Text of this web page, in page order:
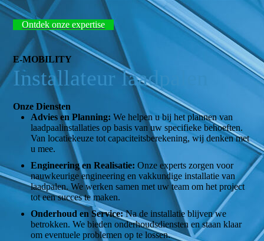
Ontdek onze expertise
E-MOBILITY
Installateurlaadpalen
Onze Diensten
Advies en Planning:We helpen u bij het plannen van
laadpaalinstallaties op basis van uw specifieke behoeften.
Van locatiekeuze tot capaciteitsberekening, wij denken met
u mee.
Engineering en Realisatie: Onze experts zorgen voor
nauwkeurige engineering en vakkundige installatie van
laadpalen. We werken samen met uw team om het project
tot een succes te maken.
Onderhoud en Service:Na de installatie blijven we
betrokken. We bieden onderhoudsdiensten en staan klaar
om eventuele problemen op te lossen.